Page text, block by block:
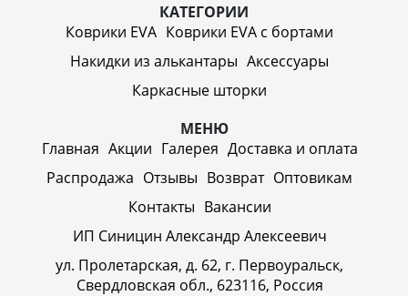
КАТЕГОРИИ
Коврики EVA Коврики EVA c бортами
Накидки из алькантары Аксессуары
Каркасные шторки
МЕНЮ
Главная Акции Галерея Доставка и оплата
Распродажа Отзывы Возврат Оптовикам
Контакты Вакансии
ИП Синицин Александр Алексеевич
ул. Пролетарская, д. 62, г. Первоуральск,
Свердловская обл., 623116, Россия